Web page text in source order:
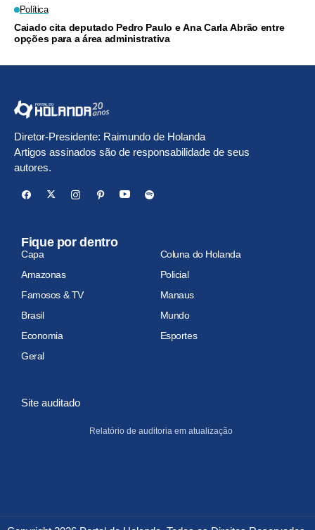
Política
Caiado cita deputado Pedro Paulo e Ana Carla Abrão entre
opções para a área administrativa
Diretor-Presidente: Raimundo de Holanda
Artigos assinados são de responsabilidade de seus
autores.
Fique por dentro
Capa
Coluna do Holanda
Amazonas
Policial
Famosos & TV
Manaus
Brasil
Mundo
Economia
Esportes
Geral
Site auditado
Relatório de auditoria em atualização